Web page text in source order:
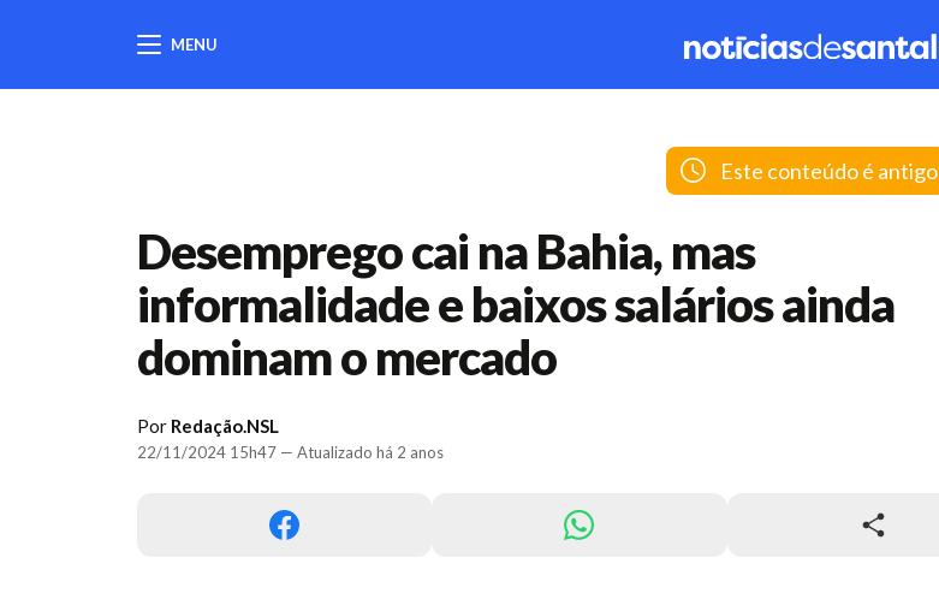
MENU
Este conteúdo é antigo
Desemprego cai na Bahia, mas
informalidade e baixos salários ainda
dominam o mercado
Por Redação.NSL
22/11/2024 15h47 — Atualizado há 2 anos